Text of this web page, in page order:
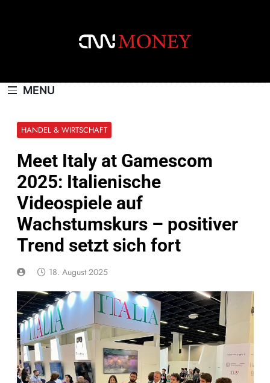
MENU
HANDEL & WIRTSCHAFT
Meet Italy at Gamescom
2025: Italienische
Videospiele auf
Wachstumskurs – positiver
Trend setzt sich fort
18. August 2025